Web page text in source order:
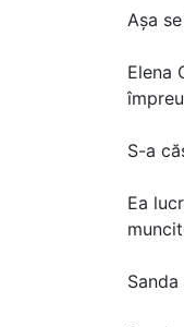
Așa
Elena
S-a
Ea